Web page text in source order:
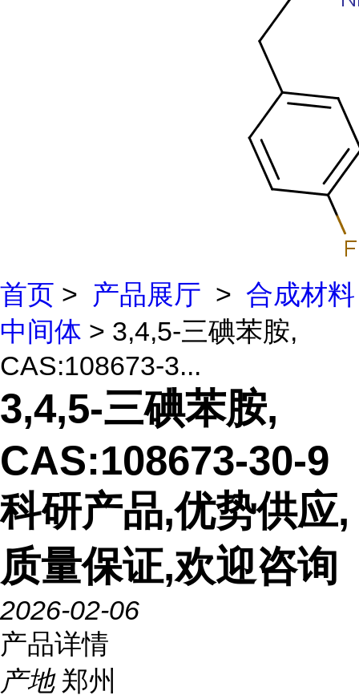
首页 > 产品展厅 > 合成材料
中间体 > 3,4,5-三碘苯胺,
CAS:108673-3...
3,4,5-三碘苯胺,
CAS:108673-30-9
科研产品,优势供应,
质量保证,欢迎咨询
2026-02-06
产品详情
产地 郑州